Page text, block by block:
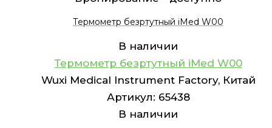
Термометр безртутный iMed W00
В наличии
Термометр безртутный iMed W00
Wuxi Medical Instrument Factory, Китай
Артикул: 65438
В наличии